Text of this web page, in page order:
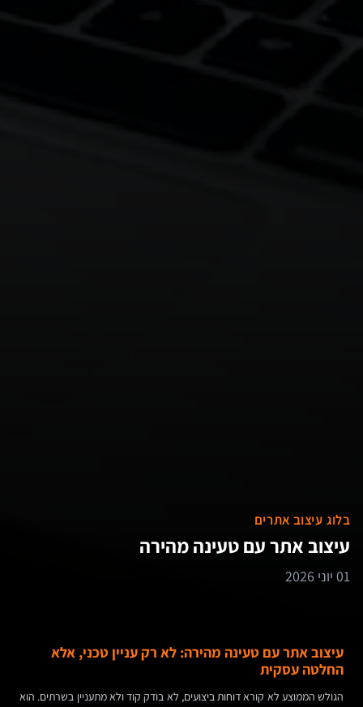
בלוג עיצוב אתרים
עיצוב אתר עם טעינה מהירה
01 יוני 2026
עיצוב אתר עם טעינה מהירה: לא רק עניין טכני, אלא
החלטה עסקית
הגולש הממוצע לא קורא דוחות ביצועים, לא בודק קוד ולא מתעניין בשרתים. הוא